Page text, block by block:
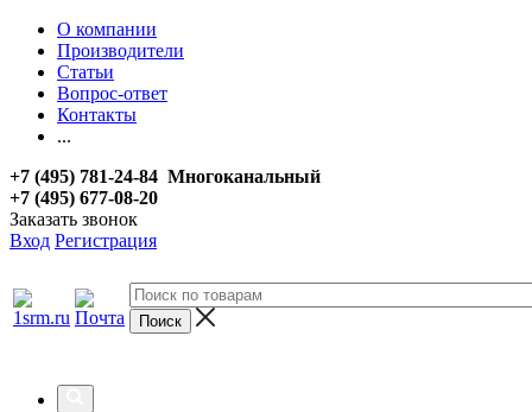
О компании
Производители
Статьи
Вопрос-ответ
Контакты
...
+7 (495) 781-24-84 Многоканальный
+7 (495) 677-08-20
Заказать звонок
Вход Регистрация